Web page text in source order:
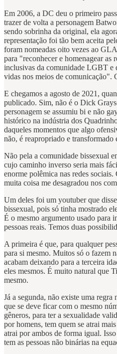
Em 2006, a DC deu o primeiro
trazer de volta a personagem
sendo sobrinha da original, ela
representação foi tão bem aceita
foram nomeadas oito vezes ao
para "reconhecer e homenagear as
inclusivas da comunidade LGBT e
vidas nos meios de comunicação".
E chegamos a agosto de 2021,
publicado. Sim, não é o Dick
personagem se assumiu bi e não
histórico na indústria dos
daqueles momentos que algo
não, é reapropriado e
Não pela a comunidade bissexual
cujo caminho inverso seria mais
enorme polêmica nas redes
muita coisa me desagradou nos
Um deles foi um youtuber que
bissexual, pois só tinha mostrado
É o mesmo argumento usado para
pessoas reais. Temos duas
A primeira é que, para qualquer
para si mesmo. Muitos só o fazem
acabam deixando para a terceira
eles mesmos. É muito natural que
mesmo.
Já a segunda, não existe uma
que se deve ficar com o mesmo
gêneros, para ter a sexualidade
por homens, tem quem se atrai
atrai por ambos de forma igual.
tem as pessoas não binárias na